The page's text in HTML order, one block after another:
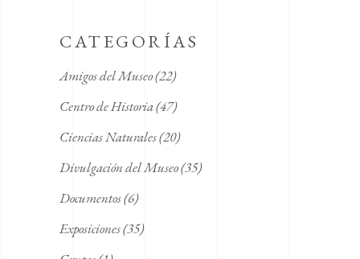
CATEGORÍAS
Amigos del Museo(22)
Centro de Historia(47)
Ciencias Naturales(20)
Divulgación del Museo(35)
Documentos(6)
Exposiciones(35)